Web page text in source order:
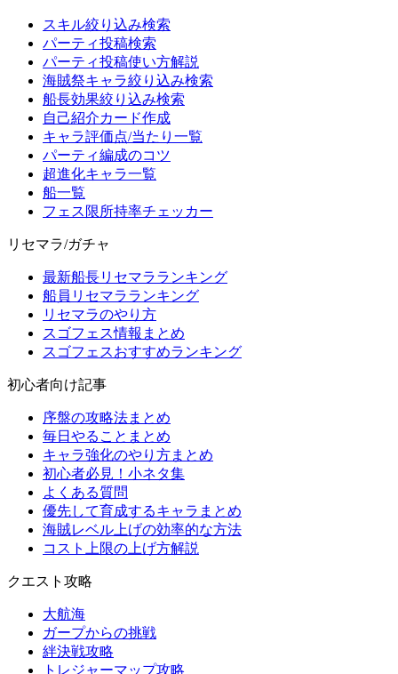
スキル絞り込み検索
パーティ投稿検索
パーティ投稿使い方解説
海賊祭キャラ絞り込み検索
船長効果絞り込み検索
自己紹介カード作成
キャラ評価点/当たり一覧
パーティ編成のコツ
超進化キャラ一覧
船一覧
フェス限所持率チェッカー
リセマラ/ガチャ
最新船長リセマラランキング
船員リセマラランキング
リセマラのやり方
スゴフェス情報まとめ
スゴフェスおすすめランキング
初心者向け記事
序盤の攻略法まとめ
毎日やることまとめ
キャラ強化のやり方まとめ
初心者必見！小ネタ集
よくある質問
優先して育成するキャラまとめ
海賊レベル上げの効率的な方法
コスト上限の上げ方解説
クエスト攻略
大航海
ガープからの挑戦
絆決戦攻略
トレジャーマップ攻略